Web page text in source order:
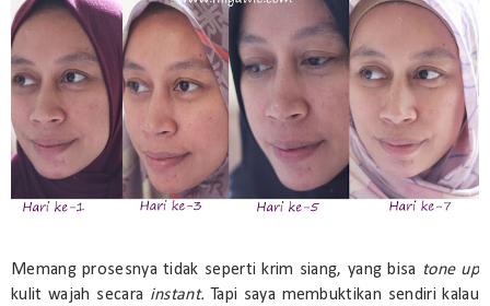
Memang prosesnya tidak seperti krim siang, yang bisa tone up
kulit wajah secara instant. Tapi saya membuktikan sendiri kalau